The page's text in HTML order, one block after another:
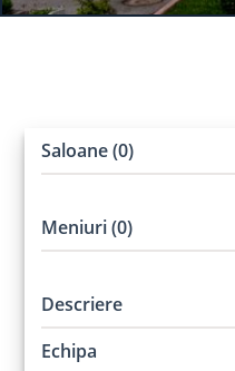
Saloane (0)
Meniuri (0)
Descriere
Echipa